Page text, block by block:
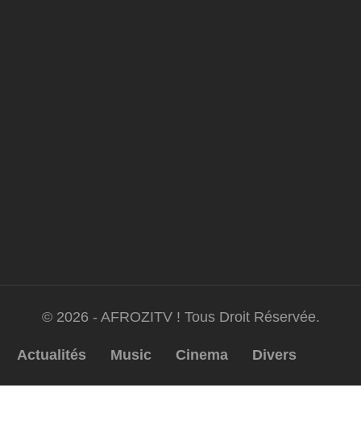
© 2026 - AFROZITV ! Tous Droit Réservée.
Actualités Music Cinema Divers